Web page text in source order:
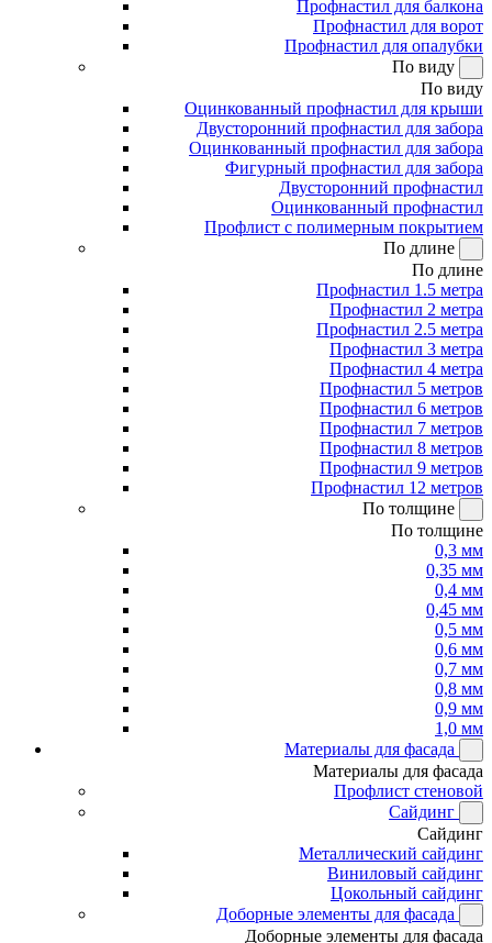
Профнастил для балкона
Профнастил для ворот
Профнастил для опалубки
По виду
По виду
Оцинкованный профнастил для крыши
Двусторонний профнастил для забора
Оцинкованный профнастил для забора
Фигурный профнастил для забора
Двусторонний профнастил
Оцинкованный профнастил
Профлист с полимерным покрытием
По длине
По длине
Профнастил 1.5 метра
Профнастил 2 метра
Профнастил 2.5 метра
Профнастил 3 метра
Профнастил 4 метра
Профнастил 5 метров
Профнастил 6 метров
Профнастил 7 метров
Профнастил 8 метров
Профнастил 9 метров
Профнастил 12 метров
По толщине
По толщине
0,3 мм
0,35 мм
0,4 мм
0,45 мм
0,5 мм
0,6 мм
0,7 мм
0,8 мм
0,9 мм
1,0 мм
Материалы для фасада
Материалы для фасада
Профлист стеновой
Сайдинг
Сайдинг
Металлический сайдинг
Виниловый сайдинг
Цокольный сайдинг
Доборные элементы для фасада
Доборные элементы для фасада